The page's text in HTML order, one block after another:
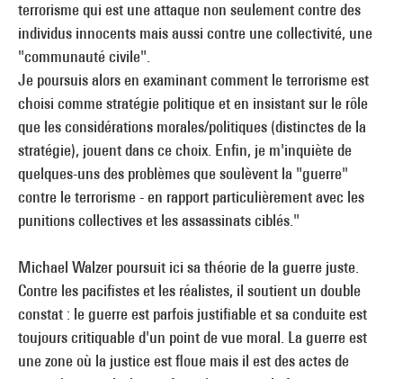
terrorisme qui est une attaque non seulement contre des
individus innocents mais aussi contre une collectivité, une
"communauté civile".
Je poursuis alors en examinant comment le terrorisme est
choisi comme stratégie politique et en insistant sur le rôle
que les considérations morales/politiques (distinctes de la
stratégie), jouent dans ce choix. Enfin, je m'inquiète de
quelques-uns des problèmes que soulèvent la "guerre"
contre le terrorisme - en rapport particulièrement avec les
punitions collectives et les assassinats ciblés."
Michael Walzer poursuit ici sa théorie de la guerre juste.
Contre les pacifistes et les réalistes, il soutient un double
constat : le guerre est parfois justifiable et sa conduite est
toujours critiquable d'un point de vue moral. La guerre est
une zone où la justice est floue mais il est des actes de